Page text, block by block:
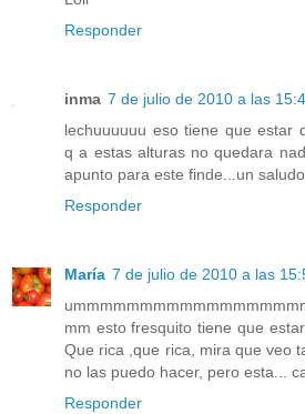
Responder
inma 7 de julio de 2010 a las
lechuuuuuu eso tiene que estar
q a estas alturas no quedara
apunto para este finde...un
Responder
María 7 de julio de 2010 a las
mm esto fresquito tiene que
Que rica ,que rica, mira que veo
no las puedo hacer, pero esta...
Responder